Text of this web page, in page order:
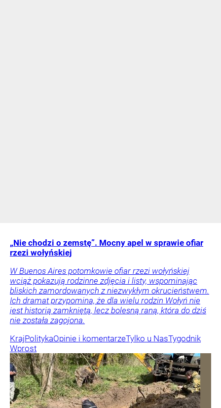
„Nie chodzi o zemstę”. Mocny apel w sprawie ofiar
rzezi wołyńskiej
W Buenos Aires potomkowie ofiar rzezi wołyńskiej
wciąż pokazują rodzinne zdjęcia i listy, wspominając
bliskich zamordowanych z niezwykłym okrucieństwem.
Ich dramat przypomina, że dla wielu rodzin Wołyń nie
jest historią zamkniętą, lecz bolesną raną, która do dziś
nie została zagojona.
KrajPolitykaOpinie i komentarzeTylko u NasTygodnik
Wprost